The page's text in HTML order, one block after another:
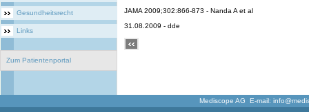
Gesundheitsrecht
Links
Zum Patientenportal
JAMA 2009;302:866-873 - Nanda A et al
31.08.2009 - dde
Mediscope AG E-mail: